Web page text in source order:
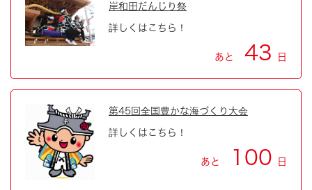
岸和田だんじり祭
詳しくはこちら！
あと 43 日
第45回全国豊かな海づくり大会
詳しくはこちら！
あと 100 日